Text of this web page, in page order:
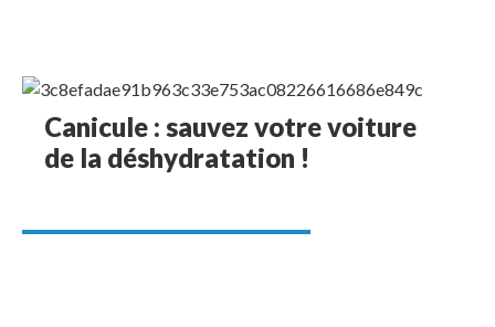
Canicule : sauvez votre voiture
de la déshydratation !